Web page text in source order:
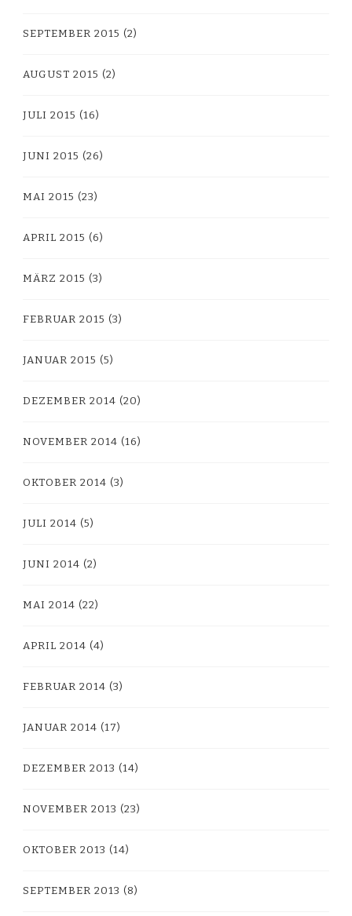
SEPTEMBER 2015 (2)
AUGUST 2015 (2)
JULI 2015 (16)
JUNI 2015 (26)
MAI 2015 (23)
APRIL 2015 (6)
MÄRZ 2015 (3)
FEBRUAR 2015 (3)
JANUAR 2015 (5)
DEZEMBER 2014 (20)
NOVEMBER 2014 (16)
OKTOBER 2014 (3)
JULI 2014 (5)
JUNI 2014 (2)
MAI 2014 (22)
APRIL 2014 (4)
FEBRUAR 2014 (3)
JANUAR 2014 (17)
DEZEMBER 2013 (14)
NOVEMBER 2013 (23)
OKTOBER 2013 (14)
SEPTEMBER 2013 (8)